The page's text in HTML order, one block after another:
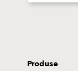
Produse